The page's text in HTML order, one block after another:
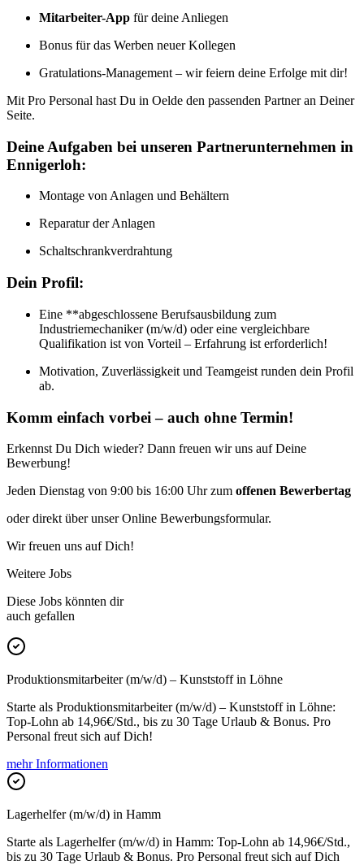
Mitarbeiter-App für deine Anliegen
Bonus für das Werben neuer Kollegen
Gratulations-Management – wir feiern deine Erfolge mit dir!
Mit Pro Personal hast Du in Oelde den passenden Partner an Deiner
Seite.
Deine Aufgaben bei unseren Partnerunternehmen in
Ennigerloh:
Montage von Anlagen und Behältern
Reparatur der Anlagen
Schaltschrankverdrahtung
Dein Profil:
Eine **abgeschlossene Berufsausbildung zum
Industriemechaniker (m/w/d) oder eine vergleichbare
Qualifikation ist von Vorteil – Erfahrung ist erforderlich!
Motivation, Zuverlässigkeit und Teamgeist runden dein Profil
ab.
Komm einfach vorbei – auch ohne Termin!
Erkennst Du Dich wieder? Dann freuen wir uns auf Deine
Bewerbung!
Jeden Dienstag von 9:00 bis 16:00 Uhr zum offenen Bewerbertag
oder direkt über unser Online Bewerbungsformular.
Wir freuen uns auf Dich!
Weitere Jobs
Diese Jobs könnten dir
auch gefallen
Produktionsmitarbeiter (m/w/d) – Kunststoff in Löhne
Starte als Produktionsmitarbeiter (m/w/d) – Kunststoff in Löhne:
Top-Lohn ab 14,96€/Std., bis zu 30 Tage Urlaub & Bonus. Pro
Personal freut sich auf Dich!
mehr Informationen
Lagerhelfer (m/w/d) in Hamm
Starte als Lagerhelfer (m/w/d) in Hamm: Top-Lohn ab 14,96€/Std.,
bis zu 30 Tage Urlaub & Bonus. Pro Personal freut sich auf Dich